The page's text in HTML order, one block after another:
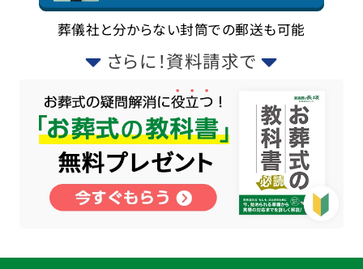
葬儀社と分からない封筒での郵送も可能
さらに！資料請求で